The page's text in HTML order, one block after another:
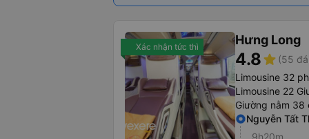
Xác nhận tức thì Hưng Long
4.8star (55
Limousine 32
Limousine 22
Giường nằm 38
Nguyễn Tất